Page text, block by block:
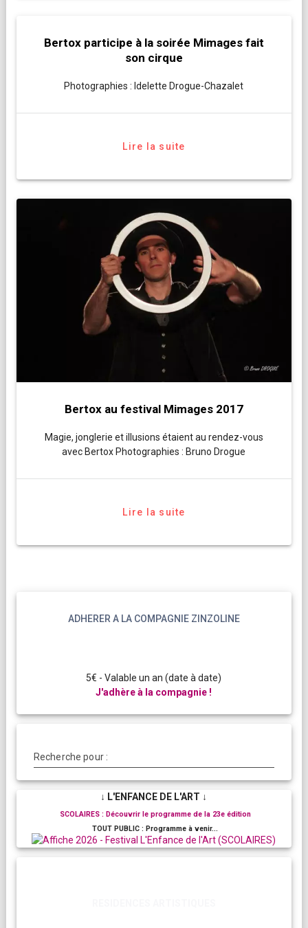
Bertox participe à la soirée Mimages fait
son cirque
Photographies : Idelette Drogue-Chazalet
Lire la suite
Bertox au festival Mimages 2017
Magie, jonglerie et illusions étaient au rendez-vous
avec Bertox Photographies : Bruno Drogue
Lire la suite
ADHERER A LA COMPAGNIE ZINZOLINE
5€ - Valable un an (date à date)
J'adhère à la compagnie !
Recherche pour :
↓ L'ENFANCE DE L'ART ↓
SCOLAIRES : Découvrir le programme de la 23e édition
TOUT PUBLIC : Programme à venir...